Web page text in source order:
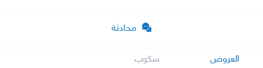
محادثة
العروض سكوب